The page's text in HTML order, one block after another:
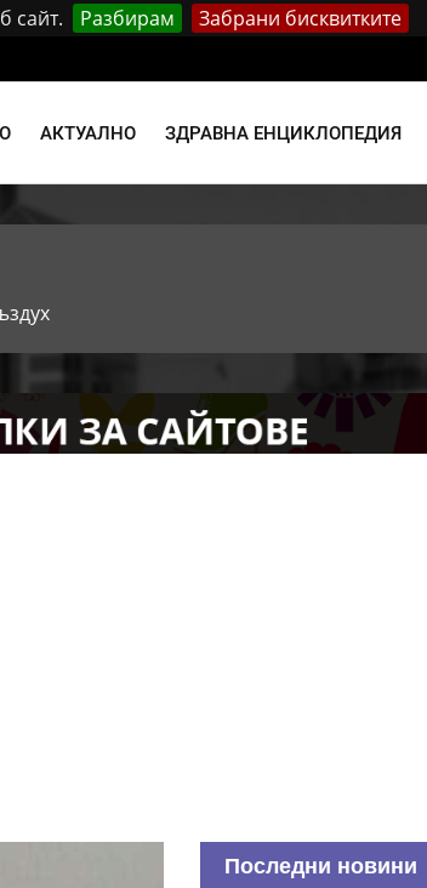
сайт. Разбирам Забрани бисквитките
АКТУАЛНО ЗДРАВНА ЕНЦИКЛОПЕДИЯ
Последни новини